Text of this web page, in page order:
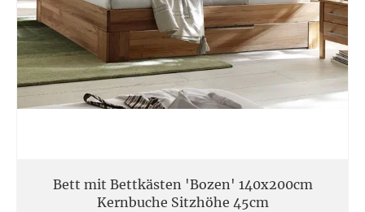
Bett mit Bettkästen 'Bozen' 140x200cm
Kernbuche Sitzhöhe 45cm